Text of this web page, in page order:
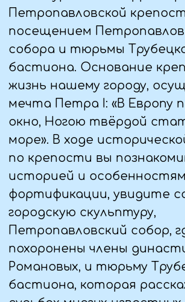
— Завтрак в гостинице
— Автобусная экскурсия «Дворцы и их
дореволюционные времена
Петербург был столичным городом,
поэтому в нём всегда было много
вельмож и князей, для которых самые
известные архитекторы возводили
богато украшенные дворцы.
— Экскурсия в музей Фаберже. Следуя
принципу великого мастера, за
скромными фасадами Шуваловского
дворца скрываются
настоящие чудеса ювелирного
искусства. Этот музей обладает не
имеющим аналогов собранием
русского ювелирного и
декоративно-прикладного искусств
XIX-XX вв. Наиболее ценные и
известные предметы коллекции – 9
3 ДЕНЬ (21.09.25)